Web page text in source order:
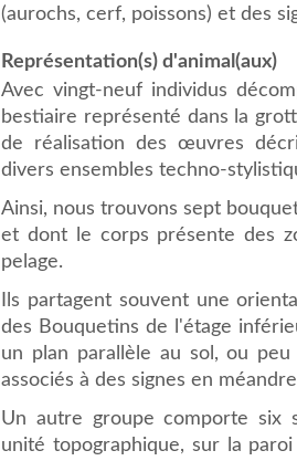
(aurochs, cerf, poissons) et des
Représentation(s) d'animal(aux)
Avec vingt-neuf individus
bestiaire représenté dans la
de réalisation des œuvres
divers ensembles techno-
Ainsi, nous trouvons sept
et dont le corps présente des
pelage.
Ils partagent souvent une
des Bouquetins de l'étage
un plan parallèle au sol, ou
associés à des signes en
Un autre groupe comporte six
unité topographique, sur la